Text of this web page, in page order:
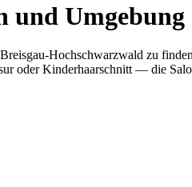
und Umgebung
Hochschwarzwald zu
oder Kinderhaarschnitt — die